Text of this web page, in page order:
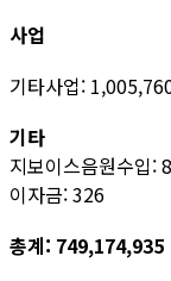
사업
기타사업:
기타
지보이스음원수입:
이자금: 326
총계: 749,174,935